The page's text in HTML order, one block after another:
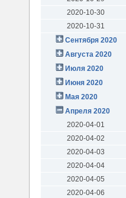
2020-10-30
2020-10-31
Сентября 2020
Августа 2020
Июля 2020
Июня 2020
Мая 2020
Апреля 2020
2020-04-01
2020-04-02
2020-04-03
2020-04-04
2020-04-05
2020-04-06